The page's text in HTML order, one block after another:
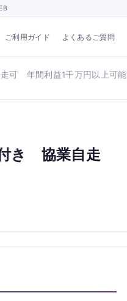
ご利用ガイド よくあるご質問
可 年間利益1千万円以上可能
き 協業自走